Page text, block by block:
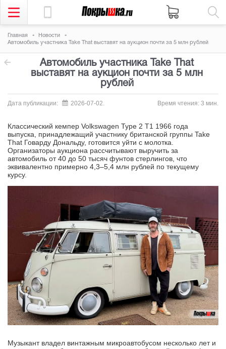
Главная
Новости
Автомобиль участника Take That выставят на аукцион почти за 5 млн рублей
Автомобиль участника Take That
выставят на аукцион почти за 5 млн
рублей
Дата публикации: 2026-07-02. Время чтения: 3 мин.
Классический кемпер Volkswagen Type 2 T1 1966 года
выпуска, принадлежащий участнику британской группы Take
That Говарду Дональду, готовится уйти с молотка.
Организаторы аукциона рассчитывают выручить за
автомобиль от 40 до 50 тысяч фунтов стерлингов, что
эквивалентно примерно 4,3–5,4 млн рублей по текущему
курсу.
Музыкант владел винтажным микроавтобусом несколько лет и